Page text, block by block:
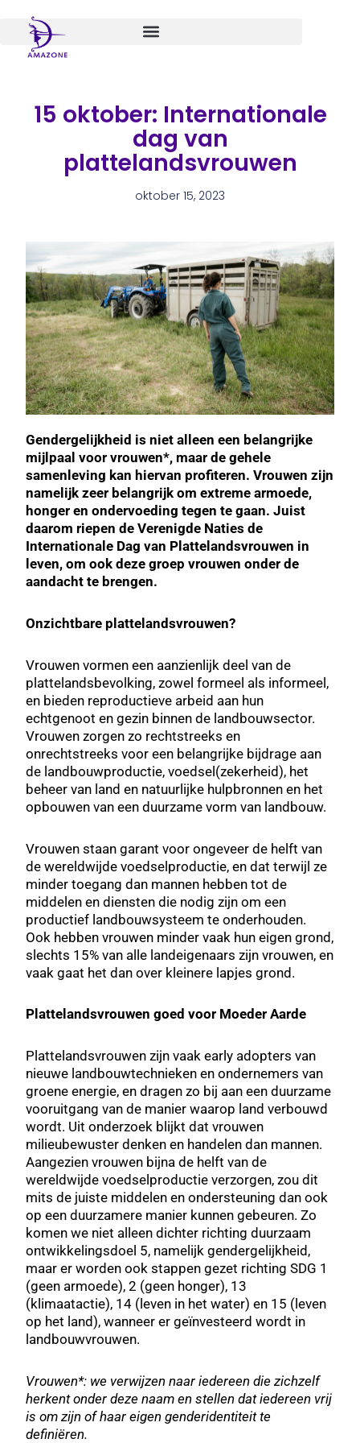
inhoud
15 oktober: Internationale
dag van
plattelandsvrouwen
oktober 15, 2023
Gendergelijkheid is niet alleen een belangrijke
mijlpaal voor vrouwen*, maar de gehele
samenleving kan hiervan profiteren. Vrouwen zijn
namelijk zeer belangrijk om extreme armoede,
honger en ondervoeding tegen te gaan. Juist
daarom riepen de Verenigde Naties de
Internationale Dag van Plattelandsvrouwen in
leven, om ook deze groep vrouwen onder de
aandacht te brengen.
Onzichtbare plattelandsvrouwen?
Vrouwen vormen een aanzienlijk deel van de
plattelandsbevolking, zowel formeel als informeel,
en bieden reproductieve arbeid aan hun
echtgenoot en gezin binnen de landbouwsector.
Vrouwen zorgen zo rechtstreeks en
onrechtstreeks voor een belangrijke bijdrage aan
de landbouwproductie, voedsel(zekerheid), het
beheer van land en natuurlijke hulpbronnen en het
opbouwen van een duurzame vorm van landbouw.
Vrouwen staan garant voor ongeveer de helft van
de wereldwijde voedselproductie, en dat terwijl ze
minder toegang dan mannen hebben tot de
middelen en diensten die nodig zijn om een
productief landbouwsysteem te onderhouden.
Ook hebben vrouwen minder vaak hun eigen grond,
slechts 15% van alle landeigenaars zijn vrouwen, en
vaak gaat het dan over kleinere lapjes grond.
Plattelandsvrouwen goed voor Moeder Aarde
Plattelandsvrouwen zijn vaak early adopters van
nieuwe landbouwtechnieken en ondernemers van
groene energie, en dragen zo bij aan een duurzame
vooruitgang van de manier waarop land verbouwd
wordt. Uit onderzoek blijkt dat vrouwen
milieubewuster denken en handelen dan mannen.
Aangezien vrouwen bijna de helft van de
wereldwijde voedselproductie verzorgen, zou dit
mits de juiste middelen en ondersteuning dan ook
op een duurzamere manier kunnen gebeuren. Zo
komen we niet alleen dichter richting duurzaam
ontwikkelingsdoel 5, namelijk gendergelijkheid,
maar er worden ook stappen gezet richting SDG 1
(geen armoede), 2 (geen honger), 13
(klimaatactie), 14 (leven in het water) en 15 (leven
op het land), wanneer er geïnvesteerd wordt in
landbouwvrouwen.
Vrouwen*: we verwijzen naar iedereen die zichzelf
herkent onder deze naam en stellen dat iedereen vrij
is om zijn of haar eigen genderidentiteit te
definiëren.